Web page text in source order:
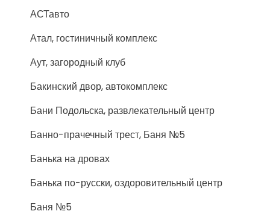
АСТавто
Атал, гостиничный комплекс
Аут, загородный клуб
Бакинский двор, автокомплекс
Бани Подольска, развлекательный центр
Банно-прачечный трест, Баня №5
Банька на дровах
Банька по-русски, оздоровительный центр
Баня №5